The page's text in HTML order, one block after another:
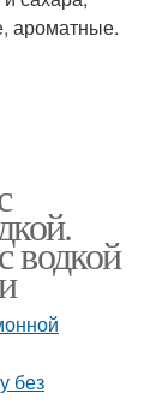
ароматные.
водкой